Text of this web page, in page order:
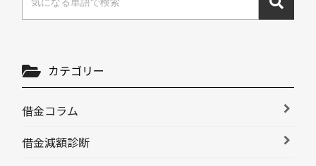
カテゴリー
借金コラム
借金減額診断